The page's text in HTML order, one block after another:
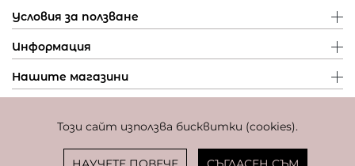
Този сайт използва бисквитки (cookies).
Условия за ползване
Информация
Нашите магазини
Фиксиран курс за превалутиране: 1 EUR = 1,95583 BGN